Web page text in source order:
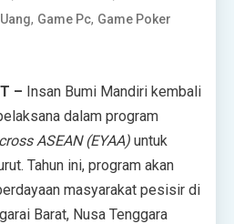
, Game Pc, Game Poker
– Insan Bumi Mandiri kembali
dalam program
ASEAN (EYAA) untuk
Tahun ini, program akan
masyarakat pesisir di
Barat, Nusa Tenggara